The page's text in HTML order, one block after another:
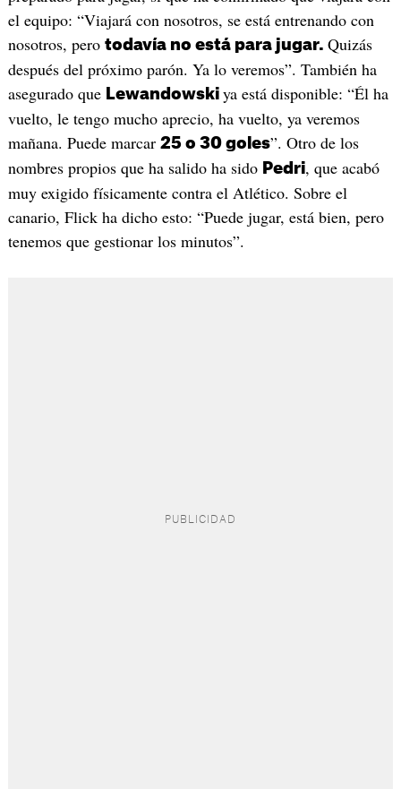
el equipo: “Viajará con nosotros, se está entrenando con
nosotros, pero todavía no está para jugar. Quizás
después del próximo parón. Ya lo veremos”. También ha
asegurado que Lewandowski ya está disponible: “Él ha
vuelto, le tengo mucho aprecio, ha vuelto, ya veremos
mañana. Puede marcar 25 o 30 goles”. Otro de los
nombres propios que ha salido ha sido Pedri, que acabó
muy exigido físicamente contra el Atlético. Sobre el
canario, Flick ha dicho esto: “Puede jugar, está bien, pero
tenemos que gestionar los minutos”.